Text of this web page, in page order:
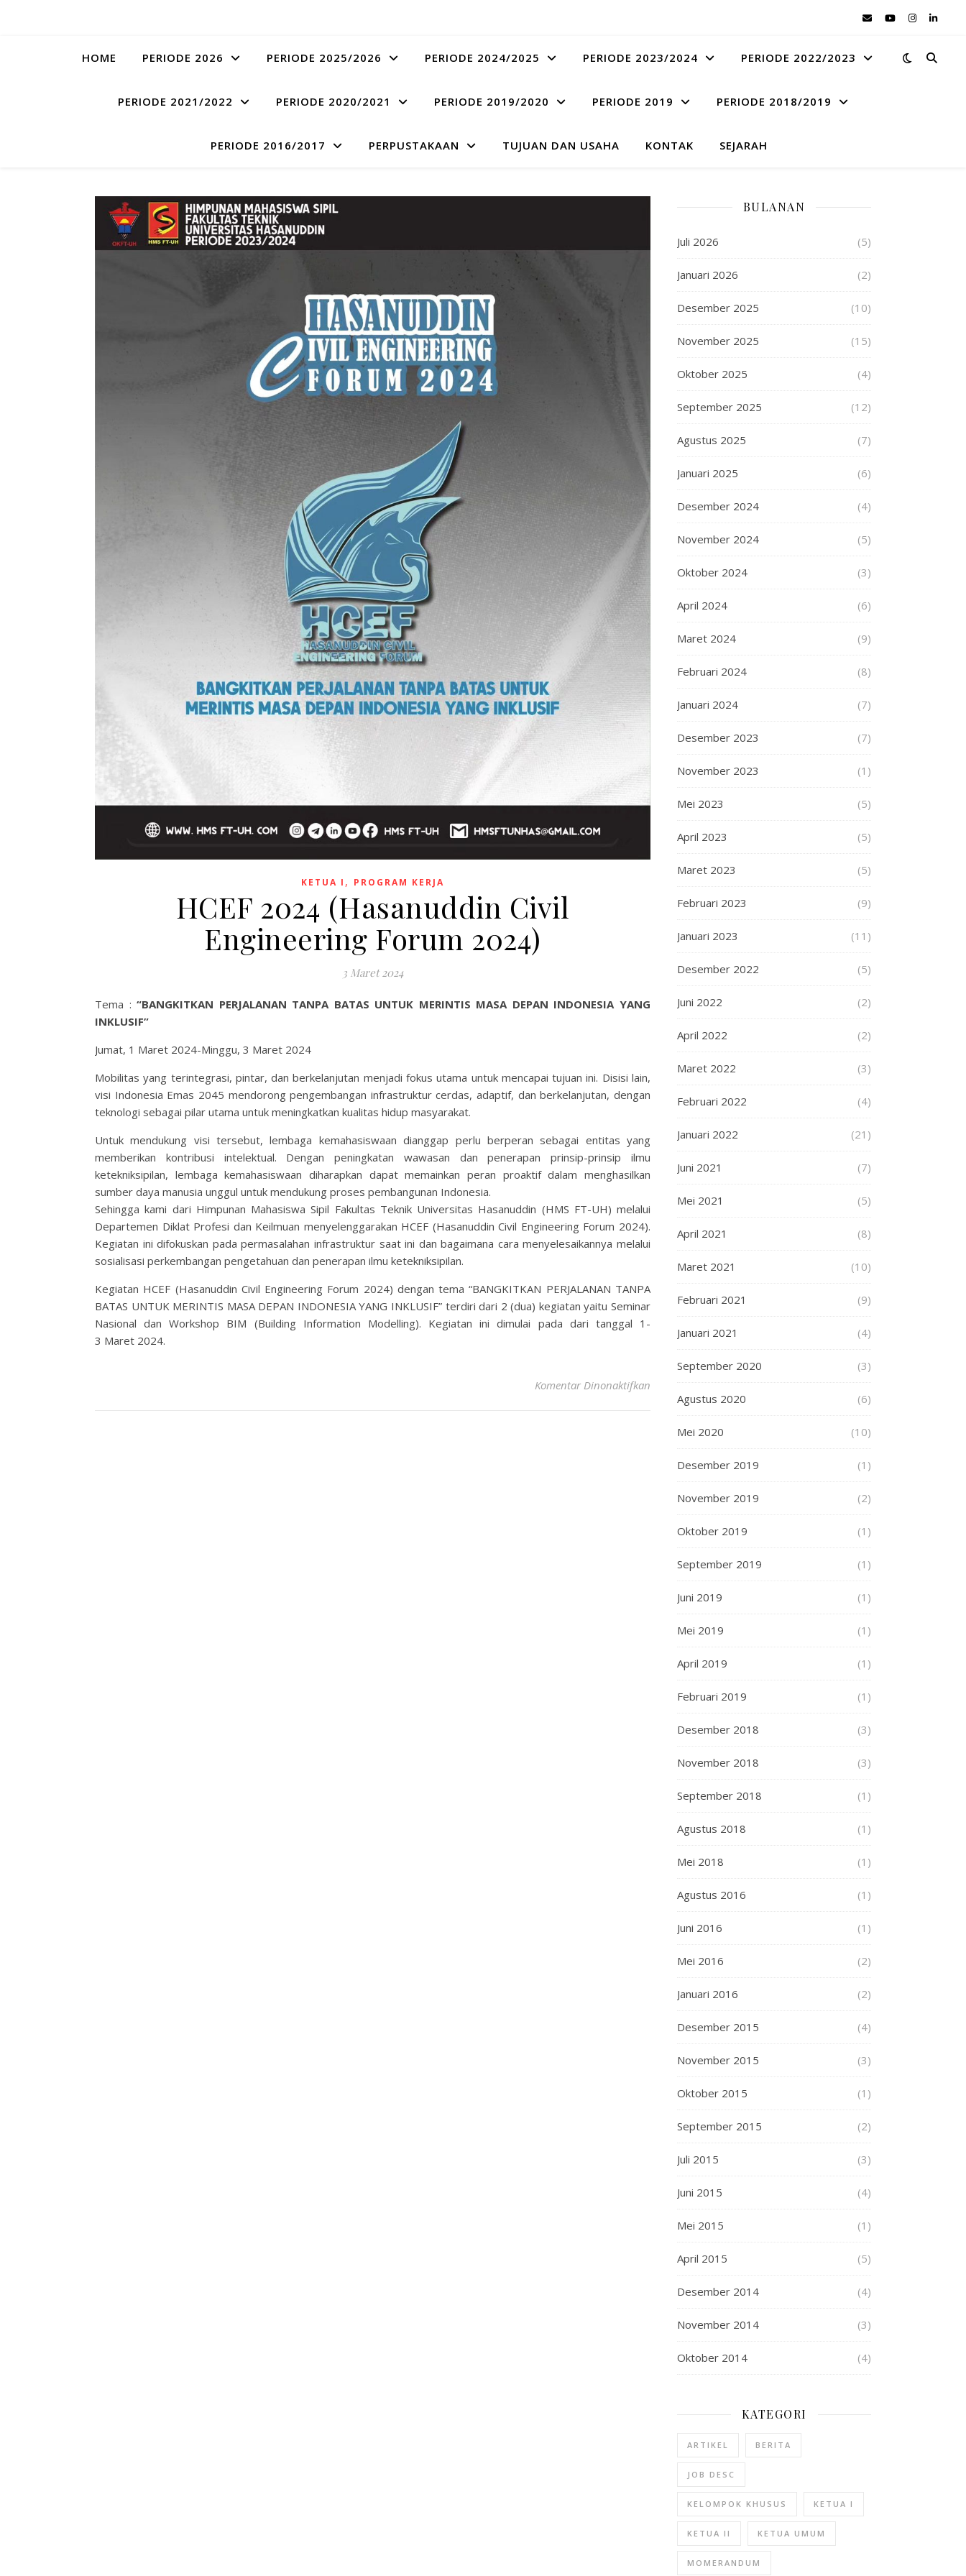
HOME PERIODE 2026 PERIODE 2025/2026 PERIODE 2024/2025 PERIODE 2023/2024 PERIODE 2022/2023
PERIODE 2021/2022 PERIODE 2020/2021 PERIODE 2019/2020 PERIODE 2019 PERIODE 2018/2019
PERIODE 2016/2017 PERPUSTAKAAN TUJUAN DAN USAHA KONTAK SEJARAH
KETUA I , PROGRAM KERJA
HCEF 2024 (Hasanuddin Civil
Engineering Forum 2024)
3 Maret 2024
Tema :“BANGKITKAN PERJALANAN TANPA BATAS UNTUK MERINTIS MASA DEPAN INDONESIA YANG
INKLUSIF”
Jumat, 1 Maret 2024-Minggu, 3 Maret 2024
Mobilitas yang terintegrasi, pintar, dan berkelanjutan menjadi fokus utama untuk mencapai tujuan ini. Disisi lain,
visi Indonesia Emas 2045 mendorong pengembangan infrastruktur cerdas, adaptif, dan berkelanjutan, dengan
teknologi sebagai pilar utama untuk meningkatkan kualitas hidup masyarakat.
Untuk mendukung visi tersebut, lembaga kemahasiswaan dianggap perlu berperan sebagai entitas yang
memberikan kontribusi intelektual. Dengan peningkatan wawasan dan penerapan prinsip-prinsip ilmu
ketekniksipilan, lembaga kemahasiswaan diharapkan dapat memainkan peran proaktif dalam menghasilkan
sumber daya manusia unggul untuk mendukung proses pembangunan Indonesia.
Sehingga kami dari Himpunan Mahasiswa Sipil Fakultas Teknik Universitas Hasanuddin (HMS FT-UH) melalui
Departemen Diklat Profesi dan Keilmuan menyelenggarakan HCEF (Hasanuddin Civil Engineering Forum 2024).
Kegiatan ini difokuskan pada permasalahan infrastruktur saat ini dan bagaimana cara menyelesaikannya melalui
sosialisasi perkembangan pengetahuan dan penerapan ilmu ketekniksipilan.
Kegiatan HCEF (Hasanuddin Civil Engineering Forum 2024) dengan tema “BANGKITKAN PERJALANAN TANPA
BATAS UNTUK MERINTIS MASA DEPAN INDONESIA YANG INKLUSIF” terdiri dari 2 (dua) kegiatan yaitu Seminar
Nasional dan Workshop BIM (Building Information Modelling). Kegiatan ini dimulai pada dari tanggal 1-
3 Maret 2024.
Komentar Dinonaktifkan
BULANAN
Juli 2026 (5)
Januari 2026 (2)
Desember 2025 (10)
November 2025 (15)
Oktober 2025 (4)
September 2025 (12)
Agustus 2025 (7)
Januari 2025 (6)
Desember 2024 (4)
November 2024 (5)
Oktober 2024 (3)
April 2024 (6)
Maret 2024 (9)
Februari 2024 (8)
Januari 2024 (7)
Desember 2023 (7)
November 2023 (1)
Mei 2023 (5)
April 2023 (5)
Maret 2023 (5)
Februari 2023 (9)
Januari 2023 (11)
Desember 2022 (5)
Juni 2022 (2)
April 2022 (2)
Maret 2022 (3)
Februari 2022 (4)
Januari 2022 (21)
Juni 2021 (7)
Mei 2021 (5)
April 2021 (8)
Maret 2021 (10)
Februari 2021 (9)
Januari 2021 (4)
September 2020 (3)
Agustus 2020 (6)
Mei 2020 (10)
Desember 2019 (1)
November 2019 (2)
Oktober 2019 (1)
September 2019 (1)
Juni 2019 (1)
Mei 2019 (1)
April 2019 (1)
Februari 2019 (1)
Desember 2018 (3)
November 2018 (3)
September 2018 (1)
Agustus 2018 (1)
Mei 2018 (1)
Agustus 2016 (1)
Juni 2016 (1)
Mei 2016 (2)
Januari 2016 (2)
Desember 2015 (4)
November 2015 (3)
Oktober 2015 (1)
September 2015 (2)
Juli 2015 (3)
Juni 2015 (4)
Mei 2015 (1)
April 2015 (5)
Desember 2014 (4)
November 2014 (3)
Oktober 2014 (4)
KATEGORI
ARTIKEL BERITA
JOB DESC
KELOMPOK KHUSUS KETUA I
KETUA II KETUA UMUM
MOMERANDUM